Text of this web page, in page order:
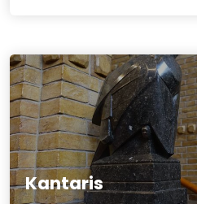
Kantaris